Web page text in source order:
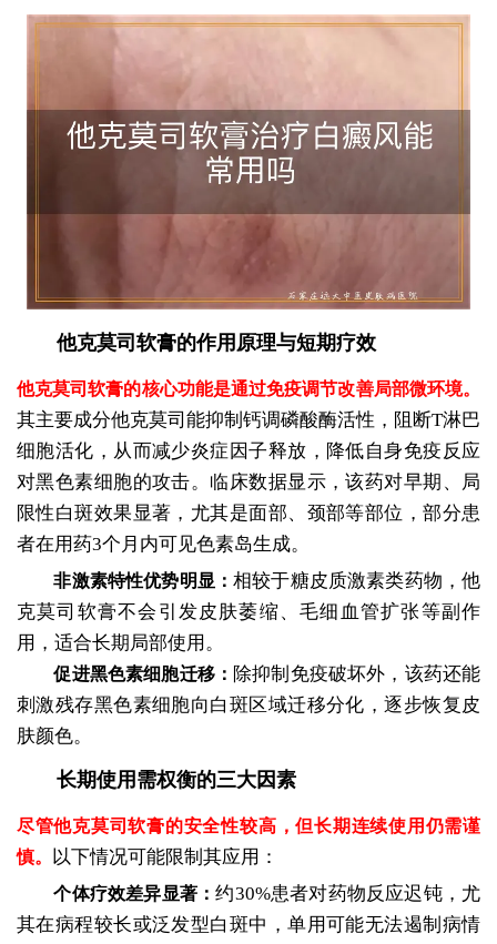
他克莫司软膏的作用原理与短期疗效
他克莫司软膏的核心功能是通过免疫调节改善局部微环境。
其主要成分他克莫司能抑制钙调磷酸酶活性，阻断T淋巴
细胞活化，从而减少炎症因子释放，降低自身免疫反应
对黑色素细胞的攻击。临床数据显示，该药对早期、局
限性白斑效果显著，尤其是面部、颈部等部位，部分患
者在用药3个月内可见色素岛生成。
非激素特性优势明显：相较于糖皮质激素类药物，他
克莫司软膏不会引发皮肤萎缩、毛细血管扩张等副作
用，适合长期局部使用。
促进黑色素细胞迁移： 除抑制免疫破坏外，该药还能
刺激残存黑色素细胞向白斑区域迁移分化，逐步恢复皮
肤颜色。
长期使用需权衡的三大因素
尽管他克莫司软膏的安全性较高，但长期连续使用仍需谨
慎。 以下情况可能限制其应用：
个体疗效差异显著：约30%患者对药物反应迟钝，尤
其在病程较长或泛发型白斑中，单用可能无法遏制病情